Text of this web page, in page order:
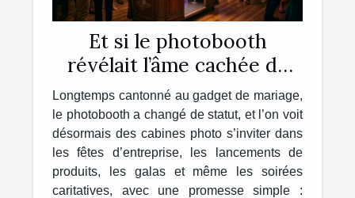
Et si le photobooth
révélait l’âme cachée de
vos événements ?
Longtemps cantonné au gadget de mariage,
le photobooth a changé de statut, et l’on voit
désormais des cabines photo s’inviter dans
les fêtes d’entreprise, les lancements de
produits, les galas et même les soirées
caritatives, avec une promesse simple :